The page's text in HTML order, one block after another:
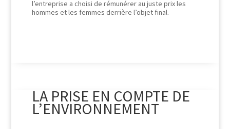
l’entreprise a choisi de rémunérer au juste prix les
hommes et les femmes derrière l’objet final.
LA PRISE EN COMPTE DE
L’ENVIRONNEMENT